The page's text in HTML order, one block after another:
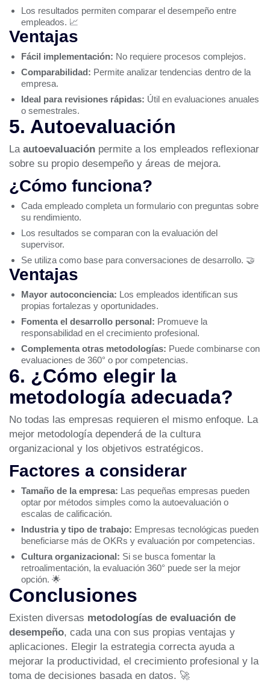
Los resultados permiten comparar el desempeño entre
empleados. 📈
Ventajas
Fácil implementación: No requiere procesos complejos.
Comparabilidad: Permite analizar tendencias dentro de la
empresa.
Ideal para revisiones rápidas: Útil en evaluaciones anuales
o semestrales.
5. Autoevaluación
La autoevaluación permite a los empleados reflexionar
sobre su propio desempeño y áreas de mejora.
¿Cómo funciona?
Cada empleado completa un formulario con preguntas sobre
su rendimiento.
Los resultados se comparan con la evaluación del
supervisor.
Se utiliza como base para conversaciones de desarrollo. 🤝
Ventajas
Mayor autoconciencia: Los empleados identifican sus
propias fortalezas y oportunidades.
Fomenta el desarrollo personal: Promueve la
responsabilidad en el crecimiento profesional.
Complementa otras metodologías: Puede combinarse con
evaluaciones de 360° o por competencias.
6. ¿Cómo elegir la
metodología adecuada?
No todas las empresas requieren el mismo enfoque. La
mejor metodología dependerá de la cultura
organizacional y los objetivos estratégicos.
Factores a considerar
Tamaño de la empresa: Las pequeñas empresas pueden
optar por métodos simples como la autoevaluación o
escalas de calificación.
Industria y tipo de trabajo: Empresas tecnológicas pueden
beneficiarse más de OKRs y evaluación por competencias.
Cultura organizacional: Si se busca fomentar la
retroalimentación, la evaluación 360° puede ser la mejor
opción. 🌟
Conclusiones
Existen diversas metodologías de evaluación de
desempeño, cada una con sus propias ventajas y
aplicaciones. Elegir la estrategia correcta ayuda a
mejorar la productividad, el crecimiento profesional y la
toma de decisiones basada en datos. 🚀